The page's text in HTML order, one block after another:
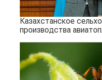
Казахстанское
производства